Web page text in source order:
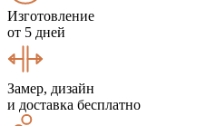
Изготовление
от 5 дней
Замер, дизайн
и доставка бесплатно